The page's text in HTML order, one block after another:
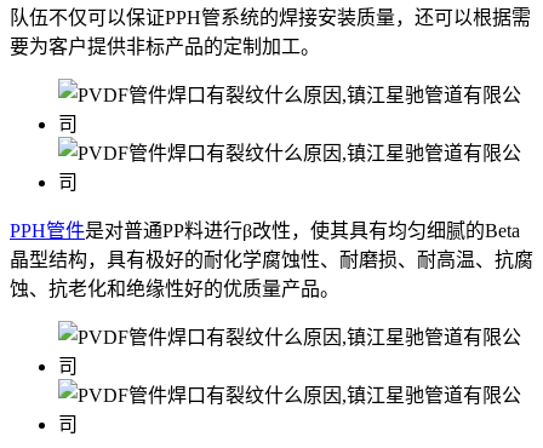
队伍不仅可以保证PPH管系统的焊接安装质量，还可以根据需
要为客户提供非标产品的定制加工。
PPH管件是对普通PP料进行β改性，使其具有均匀细腻的Beta
晶型结构，具有极好的耐化学腐蚀性、耐磨损、耐高温、抗腐
蚀、抗老化和绝缘性好的优质量产品。